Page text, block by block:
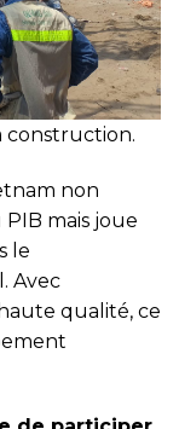
construction.
non
mais joue
le
Avec
qualité, ce